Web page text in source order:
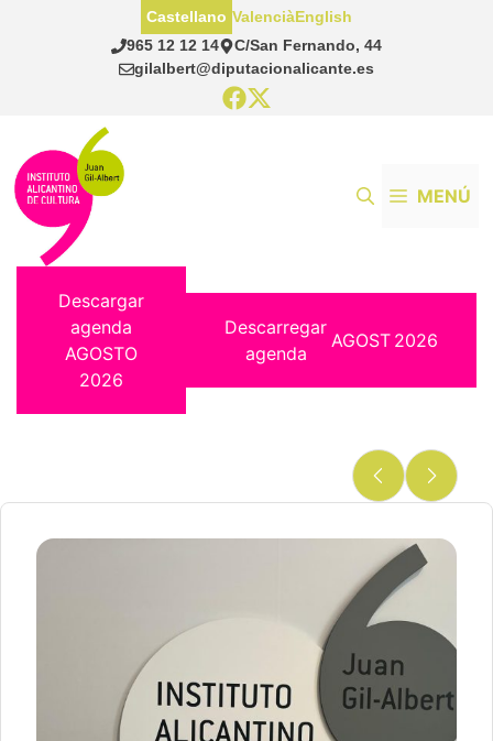
965 12 12 14
C/San Fernando, 44
gilalbert@diputacionalicante.es
Castellano ValenciàEnglish
MENÚ
Descargar
agenda
AGOSTO
2026
Descarregar
agenda
AGOST 2026